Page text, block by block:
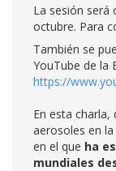
La sesión será
octubre. Para
También se
YouTube de la
https://
En esta
aerosoles en
en el que ha
mundiales